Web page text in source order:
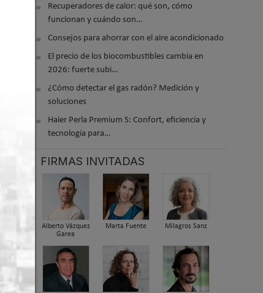
Recuperadores de calor: qué son, cómo
funcionan y cuándo son…
Consejos para ahorrar con el aire acondicionado
El precio de los biocombustibles cambia en
2026: fuerte subi…
¿Cómo detectar el gas radón? Medición y
soluciones
Haier Perla Premium S: Confort, eficiencia y
tecnología para…
FIRMAS INVITADAS
Alberto Vázquez
Garea
Marta Fuente Milagros Sanz